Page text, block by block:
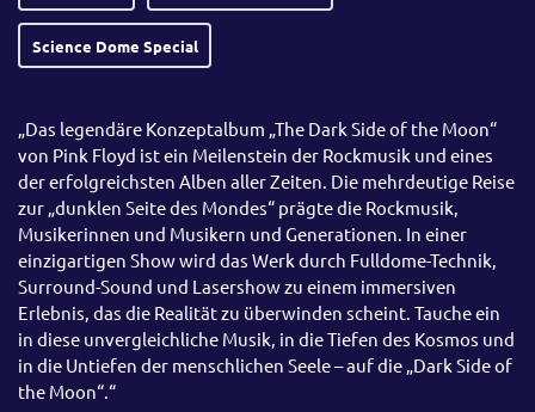
Science Dome Special
„Das legendäre Konzeptalbum „The Dark Side of the Moon“
von Pink Floyd ist ein Meilenstein der Rockmusik und eines
der erfolgreichsten Alben aller Zeiten. Die mehrdeutige Reise
zur „dunklen Seite des Mondes“ prägte die Rockmusik,
Musikerinnen und Musikern und Generationen. In einer
einzigartigen Show wird das Werk durch Fulldome-Technik,
Surround-Sound und Lasershow zu einem immersiven
Erlebnis, das die Realität zu überwinden scheint. Tauche ein
in diese unvergleichliche Musik, in die Tiefen des Kosmos und
in die Untiefen der menschlichen Seele – auf die „Dark Side of
the Moon“.“